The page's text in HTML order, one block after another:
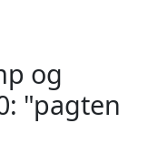
og
"pagten